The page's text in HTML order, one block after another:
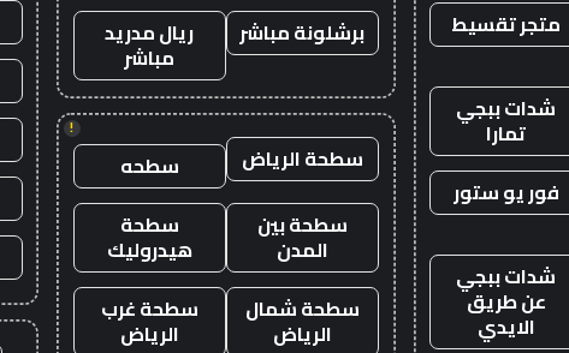
متجر تقسيط
شدات ببجي
تمارا
فور يو ستور
شدات ببجي
عن طريق
الايدي
برشلونة مباشر
ريال مدريد
مباشر
!
سطحة الرياض
سطحه
سطحة بين
المدن
سطحة
هيدروليك
سطحة شمال
الرياض
سطحة غرب
الرياض